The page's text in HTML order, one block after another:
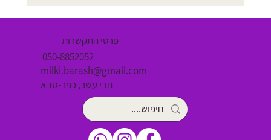
פרטי התקשרות
050-8852052
milki.barash@gmail.com
תרי עשר, כפר-סבא